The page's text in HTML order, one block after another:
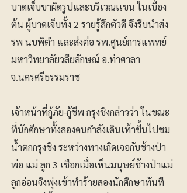
บาดเจ็บขาผิดรูปและบริเวณเเขน ในเบื้อง
ต้น ผู้บาดเจ็บทั้ง 2 รายรู้สึกตัวดี จึงรีบนำส่ง
รพ นบพิตำ และส่งต่อ รพ.ศูนย์การแพทย์
มหาวิทยาลัยวลียลักษณ์ อ.ท่าศาลา
จ.นครศรีธรรมราช
เจ้าหน้าที่กู้ภัย-กู้ชีพ กรุงชิงกล่าวว่า ในขณะ
ที่นักศึกษาทั้งสองคนกำลังเดินเท้าขึ้นไปชม
น้ำตกกรุงชิง ระหว่างทางเกิดเจอกับช้างป่า
พ่อ แม่ ลูก 3 เชือกเมื่อเห็นมนุษย์ช้างป่าแม่
ลูกอ่อนจึงพุ่งเข้าทำร้ายสองนักศึกษาทันที